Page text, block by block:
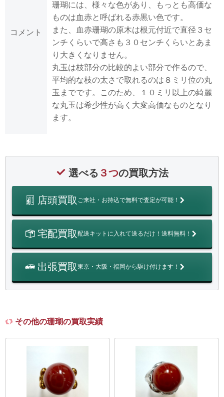
コメント
珊瑚には、様々な色があり、もっとも高価な
ものは血赤と呼ばれる赤黒い色です。
また、血赤珊瑚の原木は根元付近で直径３セ
ンチくらいで高さも３０センチくらいとあま
り大きくなりません。
丸玉は枝部分の比較的よい部分で作るので、
平均的な枝の太さで取れるのは８ミリ位の丸
玉までです。このため、１０ミリ以上の綺麗
な丸玉は希少性が高く大変高価なものとなり
ます。
選べる ３つの買取方法
店頭買取 ご来社・お持込で無料で査定が可能！
宅配買取配送キットに入れて送るだけ！送料無料！
出張買取東京・大阪・福岡から駆け付けます！
その他の珊瑚の買取実績